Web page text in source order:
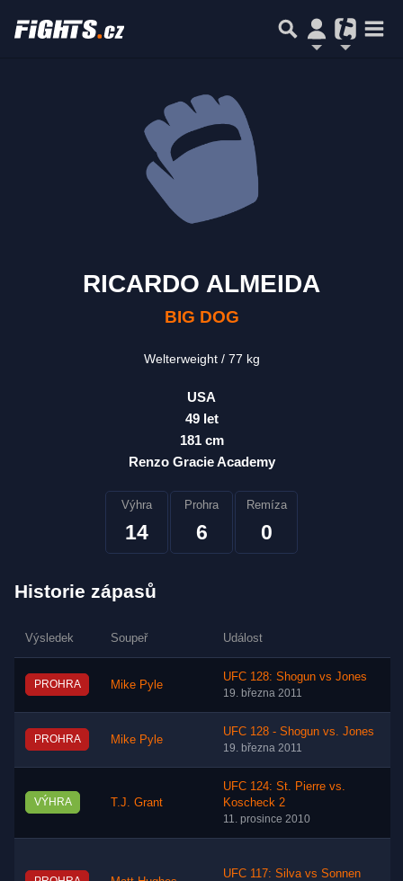
RICARDO ALMEIDA
BIG DOG
Welterweight 77 kg
USA
49 let
181 cm
Renzo Gracie Academy
Výhra
14
Prohra
6
Remíza
0
Historie zápasů
Výsledek Soupeř Událost
PROHRA Mike Pyle
UFC 128: Shogun vs Jones
19. března 2011
PROHRA Mike Pyle
UFC 128 - Shogun vs. Jones
19. března 2011
VÝHRA T.J. Grant
UFC 124: St. Pierre vs.
Koscheck 2
11. prosince 2010
UFC 117: Silva vs Sonnen